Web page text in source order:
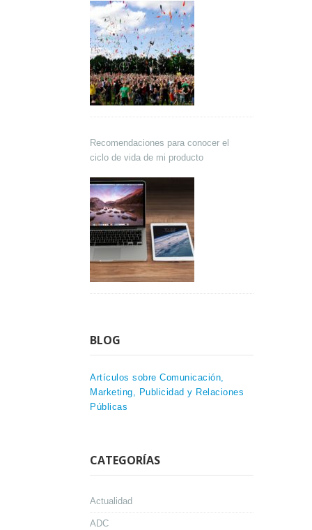
Recomendaciones para conocer el
ciclo de vida de mi producto
BLOG
Artículos sobre Comunicación,
Marketing, Publicidad y Relaciones
Públicas
CATEGORÍAS
Actualidad
ADC